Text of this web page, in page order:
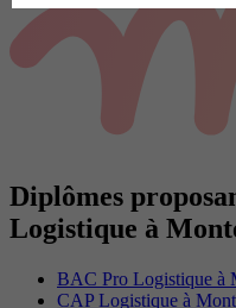
Diplômes
Logistique à
BAC Pro Logistique à
CAP Logistique à